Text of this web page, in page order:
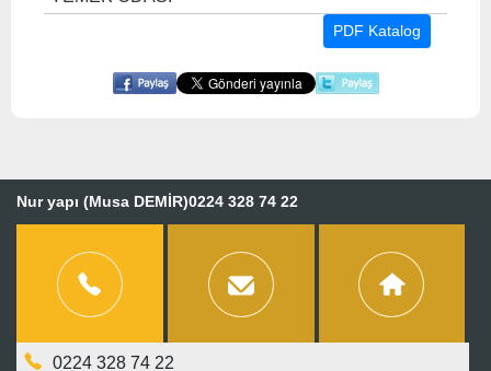
PDF Katalog
Nur yapı (Musa DEMİR)0224 328 74 22
0224 328 74 22